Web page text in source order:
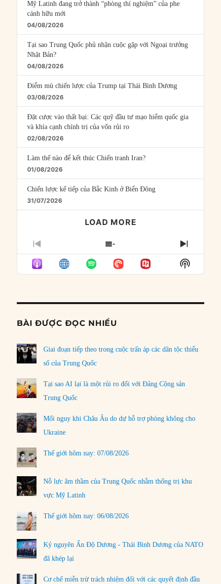
Mỹ Latinh đang trở thành “phòng thí nghiệm” của phe
cánh hữu mới
04/08/2026
Tại sao Trung Quốc phủ nhận cuộc gặp với Ngoại trưởng
Nhật Bản?
04/08/2026
Điểm mù chiến lược của Trump tại Thái Bình Dương
03/08/2026
Đặt cược vào thất bại: Các quỹ đầu tư mạo hiểm quốc gia
và khía cạnh chính trị của vốn rủi ro
02/08/2026
Làm thế nào để kết thúc Chiến tranh Iran?
01/08/2026
Chiến lược kế tiếp của Bắc Kinh ở Biển Đông
31/07/2026
LOAD MORE
PREVIOUS
EPISODE
SHOW
EPISODES
LIST
NEXT
Show
Podcast
BÀI ĐƯỢC ĐỌC NHIỀU
Giai đoạn tiếp theo trong cuộc trấn áp các dân tộc thiểu
số của Trung Quốc
Tại sao AI lại là một rủi ro đối với Đảng Cộng sản
Trung Quốc
Mối nguy khi Châu Âu do dự hỗ trợ phòng không cho
Ukraine
Thế giới hôm nay: 07/08/2026
Nỗ lực âm thầm của Trung Quốc nhằm thống trị khu
vực Mỹ Latinh
Thế giới hôm nay: 06/08/2026
Kỷ nguyên Ấn Độ Dương - Thái Bình Dương của NATO
đã khép lại
Cơ chế miễn trừ trách nhiệm đối với các quyết định đầu